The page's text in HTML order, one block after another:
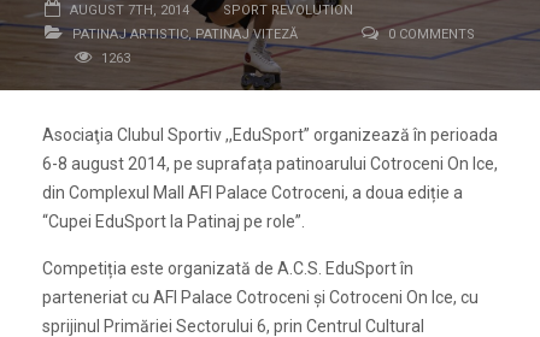
AUGUST 7TH, 2014
SPORT REVOLUTION
PATINAJ ARTISTIC,PATINAJ VITEZĂ
0 COMMENTS
1263
Asociaţia Clubul Sportiv ,,EduSport” organizează în perioada
6-8 august 2014, pe suprafața patinoarului Cotroceni On Ice,
din Complexul Mall AFI Palace Cotroceni, a doua ediție a
“Cupei EduSport la Patinaj pe role”.
Competiția este organizată de A.C.S. EduSport în
parteneriat cu AFI Palace Cotroceni și Cotroceni On Ice, cu
sprijinul Primăriei Sectorului 6, prin Centrul Cultural